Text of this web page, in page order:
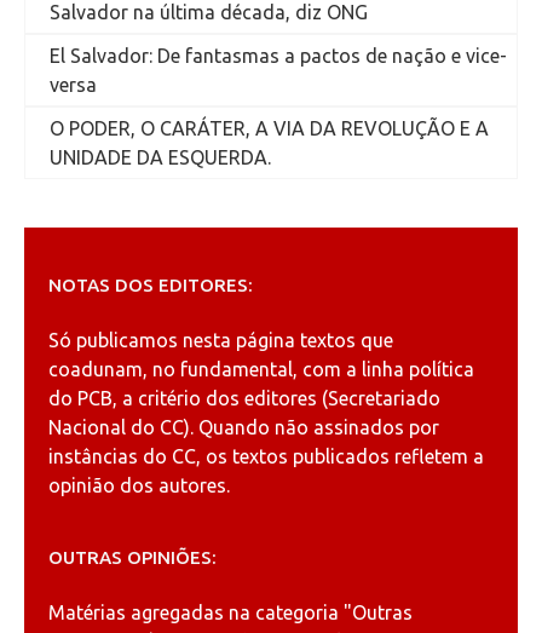
Salvador na última década, diz ONG
El Salvador: De fantasmas a pactos de nação e vice-
versa
O PODER, O CARÁTER, A VIA DA REVOLUÇÃO E A
UNIDADE DA ESQUERDA.
NOTAS DOS EDITORES:
Só publicamos nesta página textos que
coadunam, no fundamental, com a linha política
do PCB, a critério dos editores (Secretariado
Nacional do CC). Quando não assinados por
instâncias do CC, os textos publicados refletem a
opinião dos autores.
OUTRAS OPINIÕES:
Matérias agregadas na categoria "Outras